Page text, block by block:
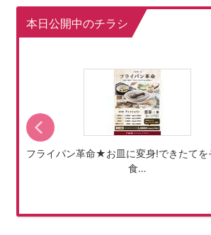
本日公開中のチラシ
フライパン革命★お皿に変身!できたてを
食…